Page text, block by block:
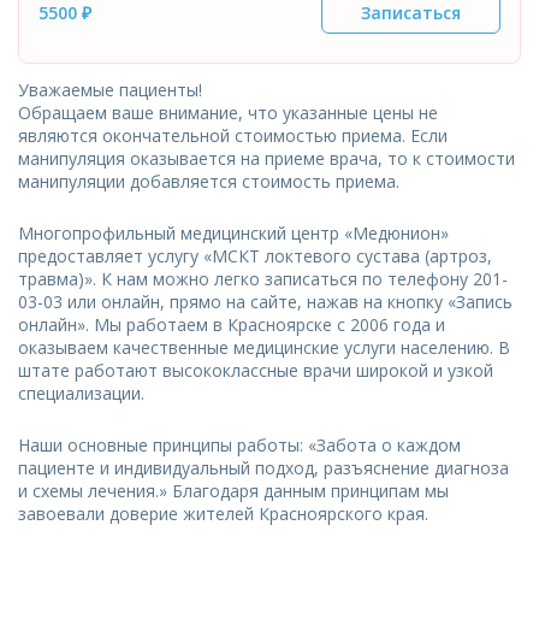
5500 ₽ Записаться
Уважаемые пациенты!
Обращаем ваше внимание, что указанные цены не
являются окончательной стоимостью приема. Если
манипуляция оказывается на приеме врача, то к стоимости
манипуляции добавляется стоимость приема.
Многопрофильный медицинский центр «Медюнион»
предоставляет услугу «МСКТ локтевого сустава (артроз,
травма)». К нам можно легко записаться по телефону 201-
03-03 или онлайн, прямо на сайте, нажав на кнопку «Запись
онлайн». Мы работаем в Красноярске с 2006 года и
оказываем качественные медицинские услуги населению. В
штате работают высококлассные врачи широкой и узкой
специализации.
Наши основные принципы работы: «Забота о каждом
пациенте и индивидуальный подход, разъяснение диагноза
и схемы лечения.» Благодаря данным принципам мы
завоевали доверие жителей Красноярского края.